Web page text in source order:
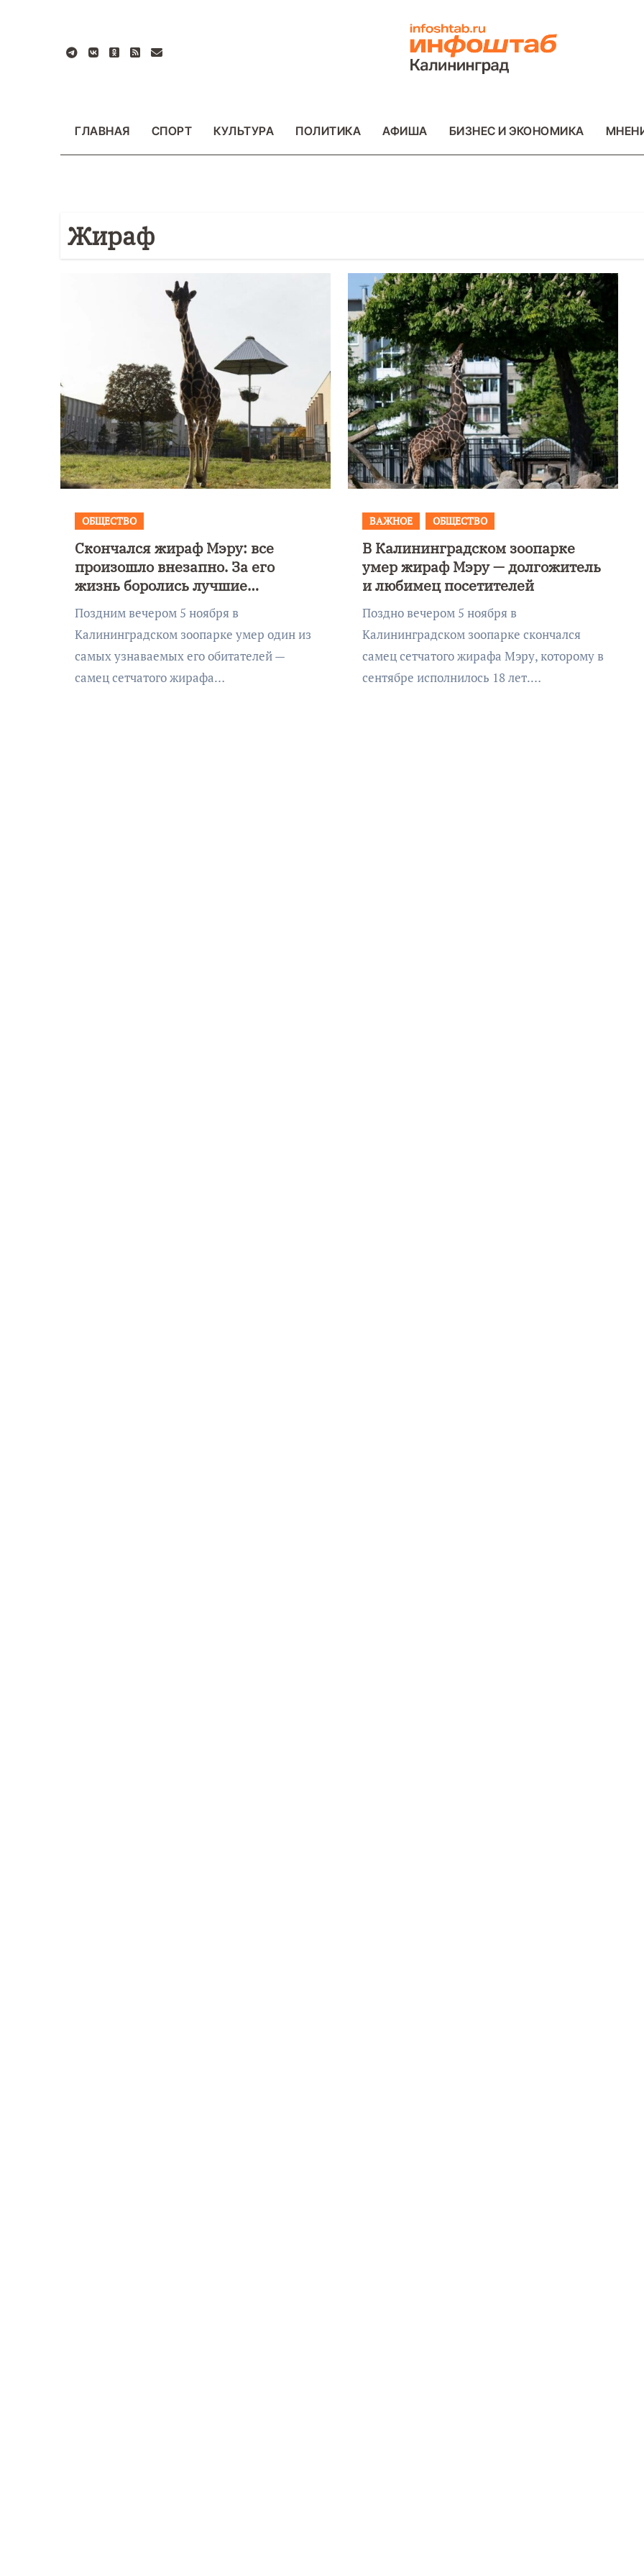
содержанию
ГЛАВНАЯ СПОРТ КУЛЬТУРА ПОЛИТИКА АФИША БИЗНЕС И ЭКОНОМИКА
Жираф
ОБЩЕСТВО
Скончался жираф Мэру: все
произошло внезапно. За его
жизнь боролись лучшие
специалисты
Поздним вечером 5 ноября в
Калининградском зоопарке умер один из
самых узнаваемых его обитателей —
самец сетчатого жирафа…
ВАЖНОЕ ОБЩЕСТВО
В Калининградском зоопарке
умер жираф Мэру — долгожитель
и любимец посетителей
Поздно вечером 5 ноября в
Калининградском зоопарке скончался
самец сетчатого жирафа Мэру, которому в
сентябре исполнилось 18 лет.…
ВАЖНОЕ
Уникальное
северное сияние
запечатлели над
Балтикой
ВАЖНОЕ ОБЩЕСТВО ФОТО
Фотокадры, как
Калининград
завалило после
снежного бурана